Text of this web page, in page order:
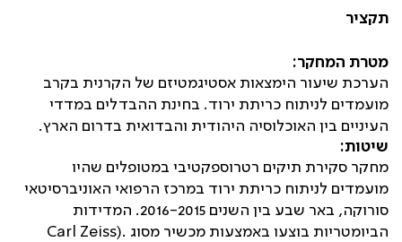
תקציר
מטרת המחקר:
הערכת שיעור הימצאות אסטיגמטיזם של הקרנית בקרב
מועמדים לניתוח כריתת ירוד. בחינת ההבדלים במדדי
העיניים בין האוכלוסיה היהודית והבדואית בדרום הארץ.
שיטות:
מחקר סקירת תיקים רטרוספקטיבי במטופלים שהיו
מועמדים לניתוח כריתת ירוד במרכז הרפואי האוניברסיטאי
סורוקה, באר שבע בין השנים 2016-2015
. המדידות
הביומטריות בוצעו באמצעות מכשיר מסוג
.(Carl Zeiss